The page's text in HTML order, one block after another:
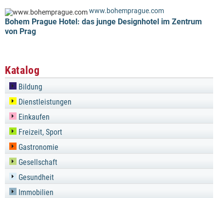
www.bohemprague.com
Bohem Prague Hotel: das junge Designhotel im Zentrum
von Prag
Katalog
Bildung
Dienstleistungen
Einkaufen
Freizeit, Sport
Gastronomie
Gesellschaft
Gesundheit
Immobilien